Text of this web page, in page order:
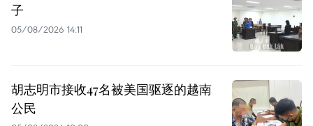
子
05/08/2026 14:11
胡志明市接收47名被美国驱逐的越南
公民